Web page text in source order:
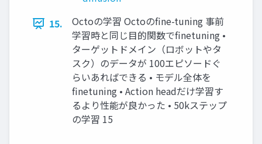
15.
Octoの学習 Octoのfine-tuning 事前
学習時と同じ目的関数でfinetuning •
ターゲットドメイン（ロボットやタ
スク）のデータが 100エピソードぐ
らいあればできる • モデル全体を
finetuning • Action headだけ学習す
るより性能が良かった • 50kステップ
の学習 15